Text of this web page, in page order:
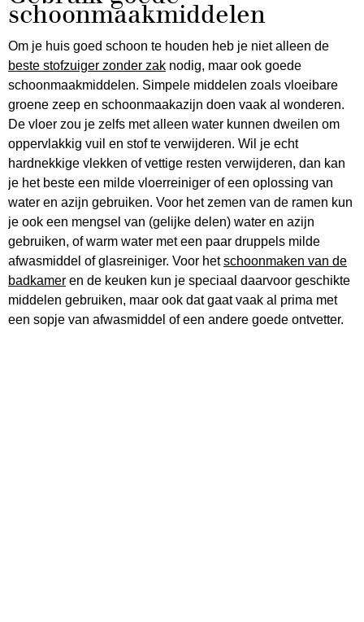
schoonmaakmiddelen
Om je huis goed schoon te houden heb je niet alleen de
beste stofzuiger zonder zak nodig, maar ook goede
schoonmaakmiddelen. Simpele middelen zoals vloeibare
groene zeep en schoonmaakazijn doen vaak al wonderen.
De vloer zou je zelfs met alleen water kunnen dweilen om
oppervlakkig vuil en stof te verwijderen. Wil je echt
hardnekkige vlekken of vettige resten verwijderen, dan kan
je het beste een milde vloerreiniger of een oplossing van
water en azijn gebruiken. Voor het zemen van de ramen kun
je ook een mengsel van (gelijke delen) water en azijn
gebruiken, of warm water met een paar druppels milde
afwasmiddel of glasreiniger. Voor hetschoonmaken van de
badkamer en de keuken kun je speciaal daarvoor geschikte
middelen gebruiken, maar ook dat gaat vaak al prima met
een sopje van afwasmiddel of een andere goede ontvetter.